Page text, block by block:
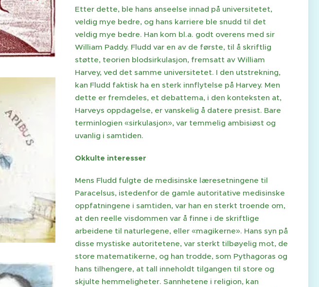
Etter dette, ble hans anseelse innad på universitetet,
veldig mye bedre, og hans karriere ble snudd til det
veldig mye bedre. Han kom bl.a. godt overens med sir
William Paddy. Fludd var en av de første, til å skriftlig
støtte, teorien blodsirkulasjon, fremsatt av William
Harvey, ved det samme universitetet. I den utstrekning,
kan Fludd faktisk ha en sterk innflytelse på Harvey. Men
dette er fremdeles, et debattema, i den konteksten at,
Harveys oppdagelse, er vanskelig å datere presist. Bare
terminlogien «sirkulasjon», var temmelig ambisiøst og
uvanlig i samtiden.
Okkulte interesser
Mens Fludd fulgte de medisinske læresetningene til
Paracelsus, istedenfor de gamle autoritative medisinske
oppfatningene i samtiden, var han en sterkt troende om,
at den reelle visdommen var å finne i de skriftlige
arbeidene til naturlegene, eller «magikerne». Hans syn på
disse mystiske autoritetene, var sterkt tilbøyelig mot, de
store matematikerne, og han trodde, som Pythagoras og
hans tilhengere, at tall inneholdt tilgangen til store og
skjulte hemmeligheter. Sannhetene i religion, kan